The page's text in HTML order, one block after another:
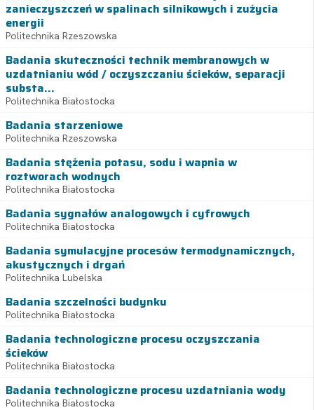
zanieczyszczeń w spalinach silnikowych i zużycia
energii
Politechnika Rzeszowska
Badania skuteczności technik membranowych w
uzdatnianiu wód / oczyszczaniu ścieków, separacji
substa...
Politechnika Białostocka
Badania starzeniowe
Politechnika Rzeszowska
Badania stężenia potasu, sodu i wapnia w
roztworach wodnych
Politechnika Białostocka
Badania sygnałów analogowych i cyfrowych
Politechnika Białostocka
Badania symulacyjne procesów termodynamicznych,
akustycznych i drgań
Politechnika Lubelska
Badania szczelności budynku
Politechnika Białostocka
Badania technologiczne procesu oczyszczania
ścieków
Politechnika Białostocka
Badania technologiczne procesu uzdatniania wody
Politechnika Białostocka